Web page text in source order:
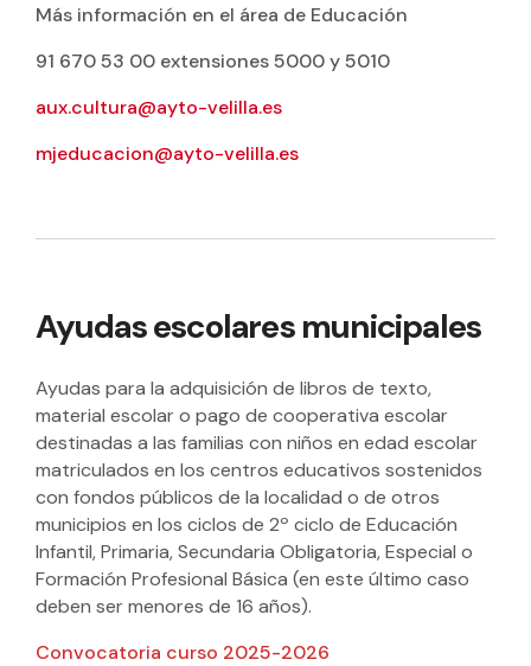
Más información en el área de Educación
91 670 53 00 extensiones 5000 y 5010
aux.cultura@ayto-velilla.es
mjeducacion@ayto-velilla.es
Ayudas escolares municipales
Ayudas para la adquisición de libros de texto,
material escolar o pago de cooperativa escolar
destinadas a las familias con niños en edad escolar
matriculados en los centros educativos sostenidos
con fondos públicos de la localidad o de otros
municipios en los ciclos de 2º ciclo de Educación
Infantil, Primaria, Secundaria Obligatoria, Especial o
Formación Profesional Básica (en este último caso
deben ser menores de 16 años).
Convocatoria curso 2025-2026